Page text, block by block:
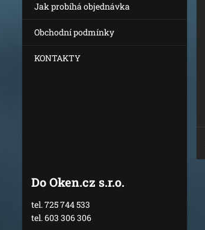
Jak probíhá objednávka
Obchodní podmínky
KONTAKTY
Do Oken.cz s.r.o.
tel. 725 744 533
tel. 603 306 306